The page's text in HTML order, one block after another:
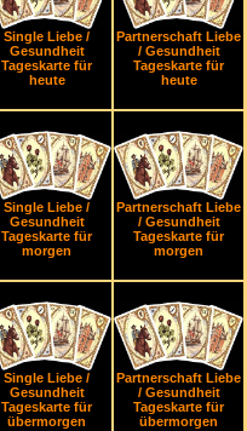
Single Liebe /
Gesundheit
Tageskarte für
heute
Partnerschaft Liebe
/ Gesundheit
Tageskarte für
heute
Single Liebe /
Gesundheit
Tageskarte für
morgen
Partnerschaft Liebe
/ Gesundheit
Tageskarte für
morgen
Single Liebe /
Gesundheit
Tageskarte für
übermorgen
Partnerschaft Liebe
/ Gesundheit
Tageskarte für
übermorgen